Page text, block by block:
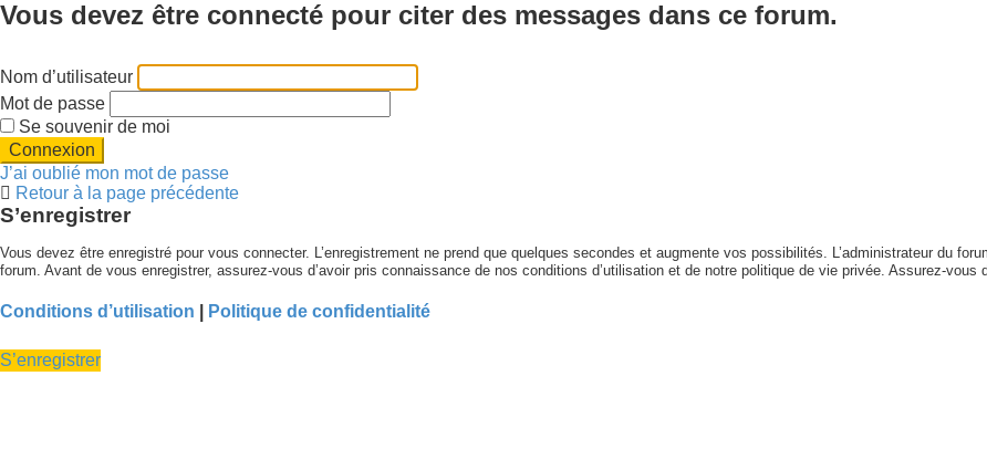
Vous devez être connecté pour citer des messages dans ce forum.
Nom d’utilisateur
Mot de passe
Se souvenir de moi
J’ai oublié mon mot de passe
Retour à la page précédente
S’enregistrer
Vous devez être enregistré pour vous connecter. L’enregistrement ne prend que quelques secondes et augmente vos possibilités. L’administrateur du
forum. Avant de vous enregistrer, assurez-vous d’avoir pris connaissance de nos conditions d’utilisation et de notre politique de vie privée. Assurez-vous
Conditions d’utilisation Politique de confidentialité
S’enregistrer